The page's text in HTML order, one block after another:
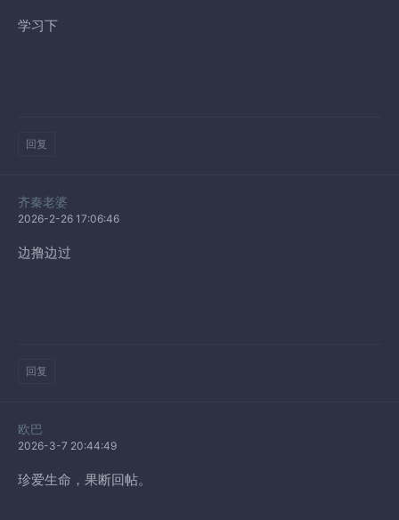
学习下
回复
齐秦老婆
2026-2-26 17:06:46
边撸边过
回复
欧巴
2026-3-7 20:44:49
珍爱生命，果断回帖。